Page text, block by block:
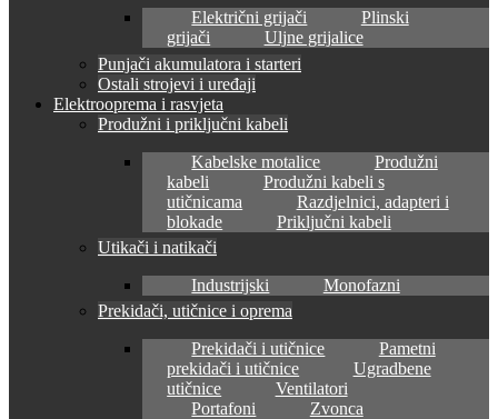
Električni grijači
Plinski
grijači
Uljne grijalice
Punjači akumulatora i starteri
Ostali strojevi i uređaji
Elektrooprema i rasvjeta
Produžni i priključni kabeli
Kabelske motalice
Produžni
kabeli
Produžni kabeli s
utičnicama
Razdjelnici, adapteri i
blokade
Priključni kabeli
Utikači i natikači
Industrijski
Monofazni
Prekidači, utičnice i oprema
Prekidači i utičnice
Pametni
prekidači i utičnice
Ugradbene
utičnice
Ventilatori
Portafoni
Zvonca